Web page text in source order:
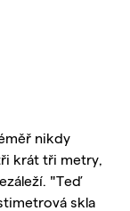
nikdy
krát tři metry,
"Teď
skla